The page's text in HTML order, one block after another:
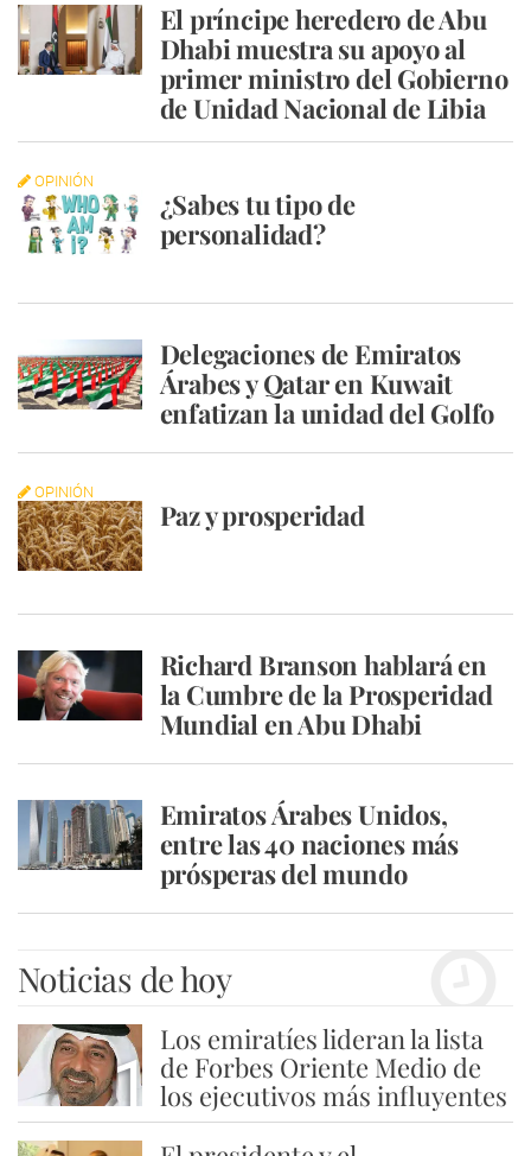
El príncipe heredero de Abu
Dhabi muestra su apoyo al
primer ministro del Gobierno
de Unidad Nacional de Libia
OPINIÓN
¿Sabes tu tipo de
personalidad?
Delegaciones de Emiratos
Árabes y Qatar en Kuwait
enfatizan la unidad del Golfo
OPINIÓN
Paz y prosperidad
Richard Branson hablará en
la Cumbre de la Prosperidad
Mundial en Abu Dhabi
Emiratos Árabes Unidos,
entre las 40 naciones más
prósperas del mundo
Noticias de hoy
1
Los emiratíes lideran la lista
de Forbes Oriente Medio de
los ejecutivos más influyentes